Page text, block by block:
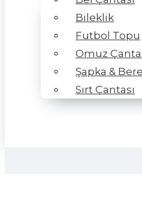
Bileklik
Futbol Topu
Omuz
Şapka &
Sırt Çantası